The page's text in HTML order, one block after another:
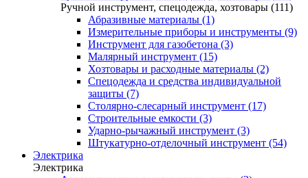
Ручной инструмент, спецодежда, хозтовары (111)
Абразивные материалы (1)
Измерительные приборы и инструменты (9)
Инструмент для газобетона (3)
Малярный инструмент (15)
Хозтовары и расходные материалы (2)
Спецодежда и средства индивидуальной
защиты (7)
Столярно-слесарный инструмент (17)
Строительные емкости (3)
Ударно-рычажный инструмент (3)
Штукатурно-отделочный инструмент (54)
Электрика
Электрика